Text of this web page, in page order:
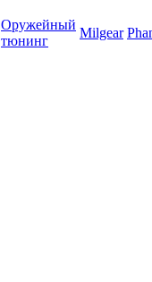
Оружейный
тюнинг
Milgear